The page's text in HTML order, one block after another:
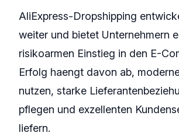
AliExpress-Dropshipping
weiter und bietet Unternehmern
risikoarmen Einstieg in den E-
Erfolg haengt davon ab,
nutzen, starke
pflegen und exzellenten
liefern.